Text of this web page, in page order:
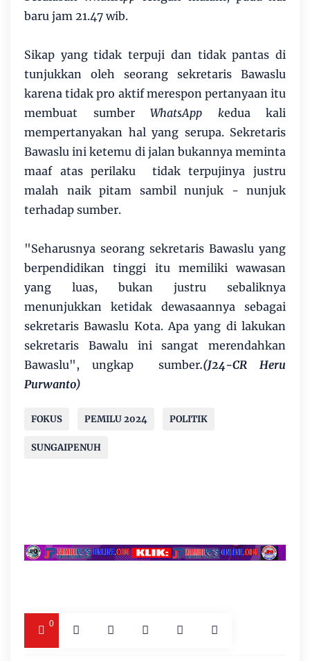
baru jam 21.47 wib.
Sikap yang tidak terpuji dan tidak pantas di
tunjukkan oleh seorang sekretaris Bawaslu
karena tidak pro aktif merespon pertanyaan itu
membuat sumber WhatsApp kedua kali
mempertanyakan hal yang serupa. Sekretaris
Bawaslu ini ketemu di jalan bukannya meminta
maaf atas perilaku tidak terpujinya justru
malah naik pitam sambil nunjuk - nunjuk
terhadap sumber.
"Seharusnya seorang sekretaris Bawaslu yang
berpendidikan tinggi itu memiliki wawasan
yang luas, bukan justru sebaliknya
menunjukkan ketidak dewasaannya sebagai
sekretaris Bawaslu Kota. Apa yang di lakukan
sekretaris Bawalu ini sangat merendahkan
Bawaslu", ungkap sumber.(J24-CR Heru
Purwanto)
FOKUS PEMILU 2024 POLITIK
SUNGAIPENUH
0